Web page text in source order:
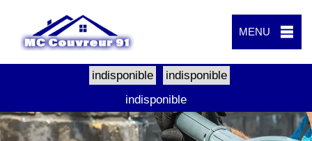
MENU
indisponible
indisponible
indisponible